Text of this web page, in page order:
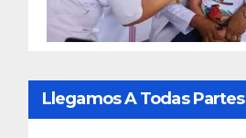
Llegamos A Todas Partes